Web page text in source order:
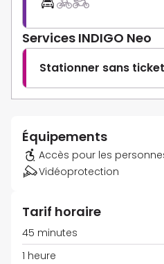
Services INDIGO Neo
Stationner sans ticket
Équipements
Accès pour les
Vidéoprotection
Tarif horaire
45 minutes
1 heure